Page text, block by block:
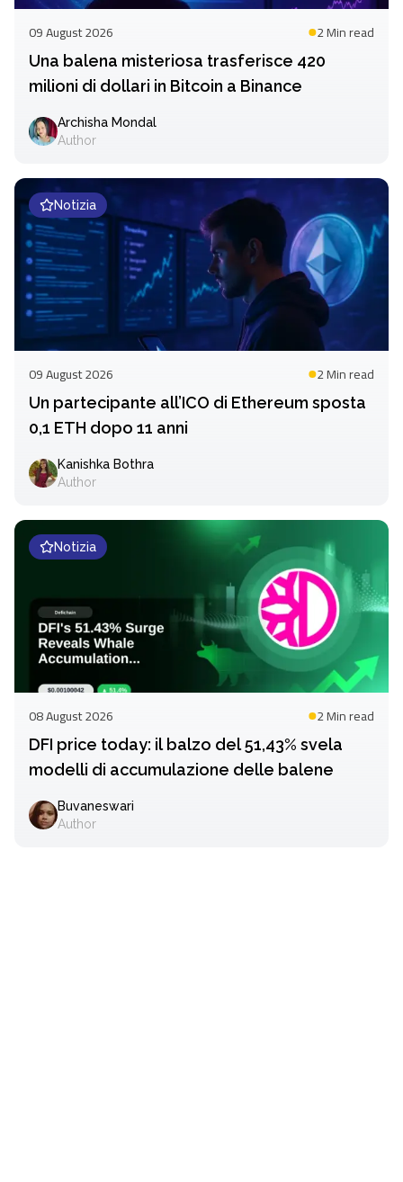
09 August 2026 2 Minread
Una balena misteriosa trasferisce 420
milioni di dollari in Bitcoin a Binance
Archisha Mondal
Author
Notizia
09 August 2026 2 Minread
Un partecipante all’ICO di Ethereum sposta
0,1 ETH dopo 11 anni
Kanishka Bothra
Author
Notizia
08 August 2026 2 Minread
DFI price today: il balzo del 51,43% svela
modelli di accumulazione delle balene
Buvaneswari
Author